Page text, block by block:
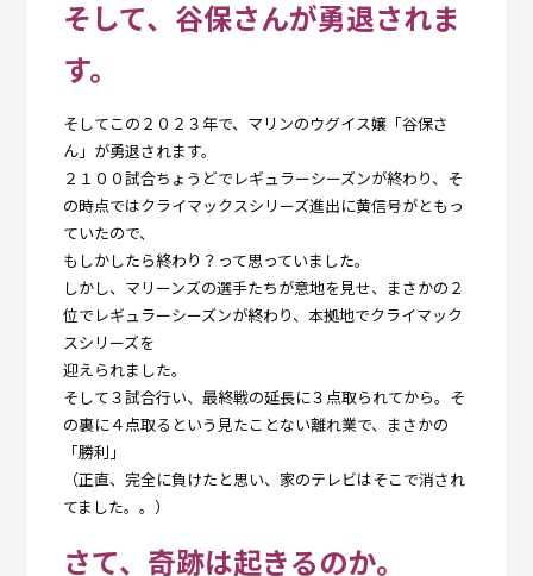
そして、谷保さんが勇退されま
す。
そしてこの２０２３年で、マリンのウグイス嬢「谷保さ
ん」が勇退されます。
２１００試合ちょうどでレギュラーシーズンが終わり、そ
の時点ではクライマックスシリーズ進出に黄信号がともっ
ていたので、
もしかしたら終わり？って思っていました。
しかし、マリーンズの選手たちが意地を見せ、まさかの２
位でレギュラーシーズンが終わり、本拠地でクライマック
スシリーズを
迎えられました。
そして３試合行い、最終戦の延長に３点取られてから。そ
の裏に４点取るという見たことない離れ業で、まさかの
「勝利」
（正直、完全に負けたと思い、家のテレビはそこで消され
てました。。）
さて、奇跡は起きるのか。